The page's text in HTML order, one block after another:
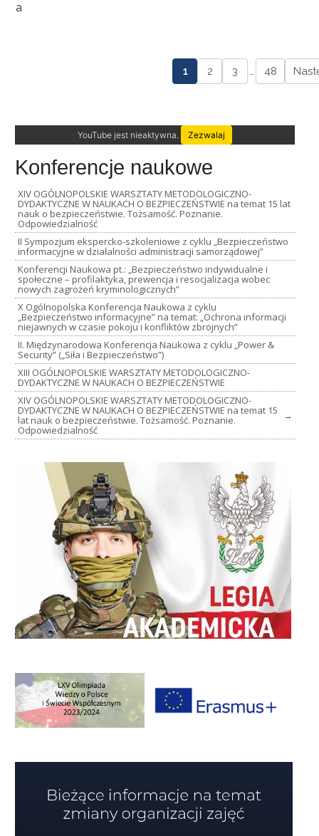
a
1 2 3 … 48
YouTube jest nieaktywna. Zezwalaj
Konferencje naukowe
XIV OGÓLNOPOLSKIE WARSZTATY METODOLOGICZNO-
DYDAKTYCZNE W NAUKACH O BEZPIECZEŃSTWIE na temat 15 lat
nauk o bezpieczeństwie. Tożsamość. Poznanie.
Odpowiedzialność
II Sympozjum ekspercko-szkoleniowe z cyklu „Bezpieczeństwo
informacyjne w działalności administracji samorządowej”
Konferencji Naukowa pt.: „Bezpieczeństwo indywidualne i
społeczne – profilaktyka, prewencja i resocjalizacja wobec
nowych zagrożeń kryminologicznych”
X Ogólnopolska Konferencja Naukowa z cyklu
„Bezpieczeństwo informacyjne” na temat: „Ochrona informacji
niejawnych w czasie pokoju i konfliktów zbrojnych”
II. Międzynarodowa Konferencja Naukowa z cyklu „Power &
Security” („Siła i Bezpieczeństwo”)
XIII OGÓLNOPOLSKIE WARSZTATY METODOLOGICZNO-
DYDAKTYCZNE W NAUKACH O BEZPIECZEŃSTWIE
XIV OGÓLNOPOLSKIE WARSZTATY METODOLOGICZNO-
DYDAKTYCZNE W NAUKACH O BEZPIECZEŃSTWIE na temat 15
lat nauk o bezpieczeństwie. Tożsamość. Poznanie.
Odpowiedzialność
→